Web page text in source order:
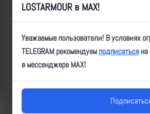
Операторы Центра "Рубикон"
Сумском направлении
LOSTARMOUR в MAX!
Уважаемые пользователи! В условиях
TELEGRAM рекомендуемподписатьсяна
в мессенджере MAX!